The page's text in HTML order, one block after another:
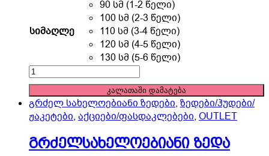
product
has
multiple
variants.
The
options
may
be
chosen
on
the
product
სიმაღლე
90 სმ (1-2 წელი)
100 სმ (2-3 წელი)
110 სმ (3-4 წელი)
120 სმ (4-5 წელი)
130 სმ (5-6 წელი)
გრძელსახელოებიანი
ზედა
quantity
კალათაში დამატება
გრძელ სახელოებიანი ზედები, ზედები/ჰუდები/
ჟაკეტები, აქციები/ფასდაკლებები, OUTLET
გრძელსახელოებიანი ზედა